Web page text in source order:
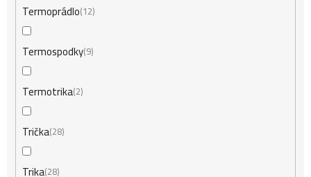
Termoprádlo 12
Termospodky 9
Termotrika 2
Trička 28
Trika 28